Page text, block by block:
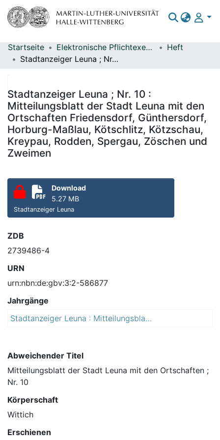
Bereiche & Sammlungen
Statistiken
Startseite Elektronische Pflichtexemplare
Heft
Stadtanzeiger Leuna ; Nr. 10 : Mitteilungsblatt der Stadt Leuna mit den Ortschaften Friedensdorf, Günthersdorf, Horburg-Maßlau, Kötschlitz, Kötzschau, Kreypau, Rodden, Spergau, Zöschen und Zweimen
Stadtanzeiger Leuna ; Nr. 10 :
Mitteilungsblatt der Stadt Leuna mit den
Ortschaften Friedensdorf, Günthersdorf,
Horburg-Maßlau, Kötschlitz, Kötzschau,
Kreypau, Rodden, Spergau, Zöschen und
Zweimen
Download
5.27 MB
Stadtanzeiger Leuna
ZDB
2739486-4
URN
urn:nbn:de:gbv:3:2-586877
Jahrgänge
Stadtanzeiger Leuna : Mitteilungsblatt der Stadt Leuna mit den Ortschaften Friedensdorf, Günthersdorf, Horburg-Maßlau, Kötschlitz, Kötzschau, Kreypau, Rodden, Spergau, Zöschen und Zweimen
Abweichender Titel
Mitteilungsblatt der Stadt Leuna mit den Ortschaften ;
Nr. 10
Körperschaft
Wittich
Erschienen